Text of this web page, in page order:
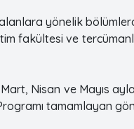
yönelik
fakültesi ve
Nisan ve Mayıs
tamamlayan